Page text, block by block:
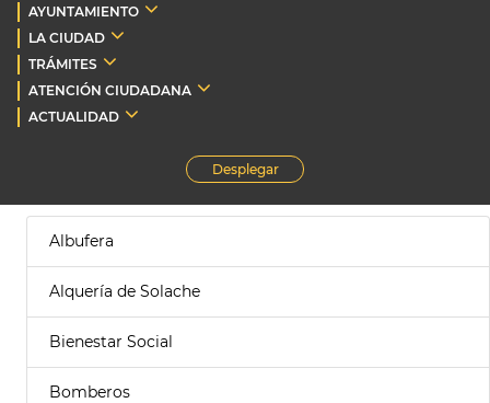
AYUNTAMIENTO
LA CIUDAD
TRÁMITES
ATENCIÓN CIUDADANA
ACTUALIDAD
Desplegar
Albufera
Alquería de Solache
Bienestar Social
Bomberos